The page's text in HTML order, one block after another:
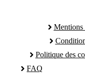
Mentions
Politique des
FAQ